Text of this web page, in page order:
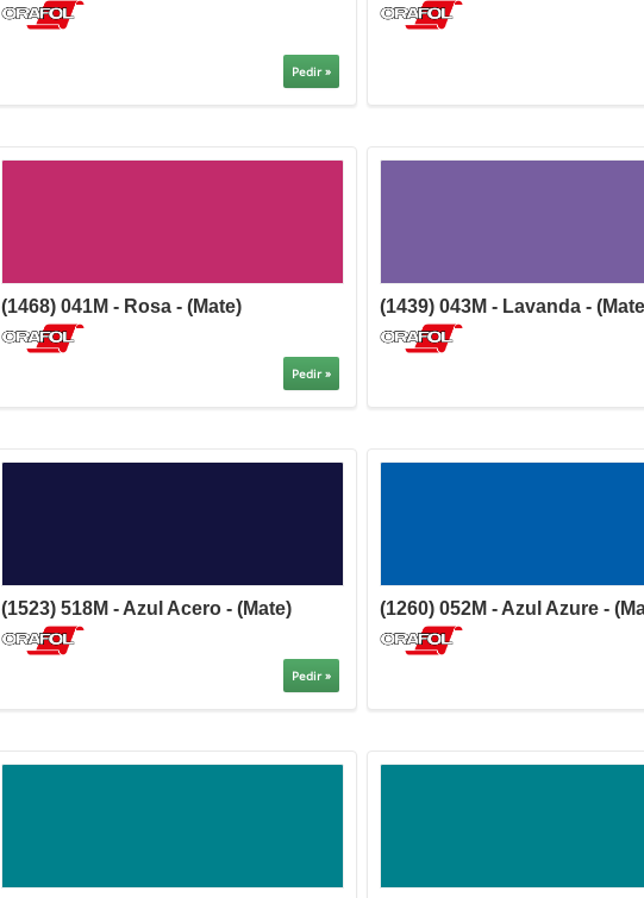
Pedir »
(1468) 041M - Rosa - (Mate)
Pedir »
(1439) 043M - Lavanda -
(1523) 518M - Azul Acero - (Mate)
Pedir »
(1260) 052M - Azul Azure -